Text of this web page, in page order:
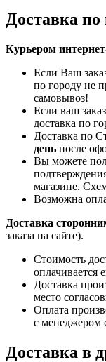
Доставка по
Курьером
Если Ваш
по городу не
самовывоз!
Если ваш
доставка по
Доставка по
день после
Вы можете
магазине.
Возможна
Доставка
заказа на сайте).
Стоимость
оплачивается
Доставка
место
Оплата
с менеджером
Доставка в